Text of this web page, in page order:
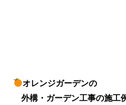
オレンジガーデンの
外構・ガーデン工事の施工